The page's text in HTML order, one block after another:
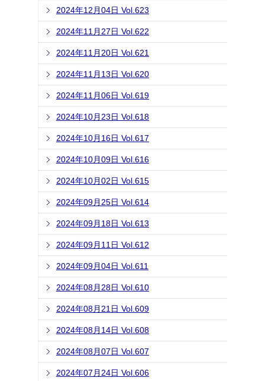
2024年12月04日 Vol.623
2024年11月27日 Vol.622
2024年11月20日 Vol.621
2024年11月13日 Vol.620
2024年11月06日 Vol.619
2024年10月23日 Vol.618
2024年10月16日 Vol.617
2024年10月09日 Vol.616
2024年10月02日 Vol.615
2024年09月25日 Vol.614
2024年09月18日 Vol.613
2024年09月11日 Vol.612
2024年09月04日 Vol.611
2024年08月28日 Vol.610
2024年08月21日 Vol.609
2024年08月14日 Vol.608
2024年08月07日 Vol.607
2024年07月24日 Vol.606